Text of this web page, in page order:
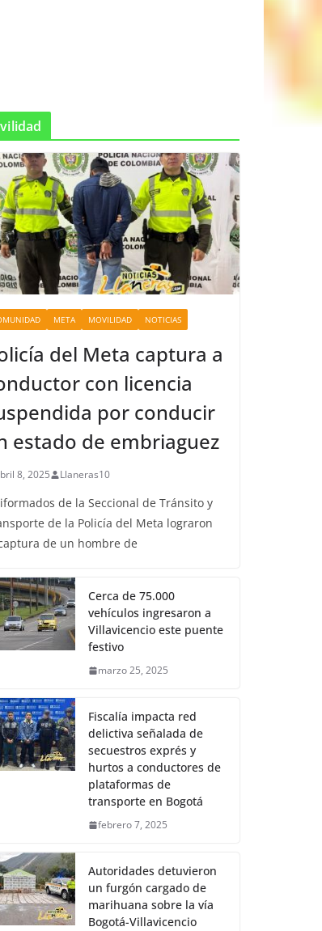
META MOVILIDAD NOTICIAS
del Meta captura a
con licencia
por conducir
estado de embriaguez
8, 2025 Llaneras10
de la Seccional de Tránsito y
de la Policía del Meta lograron
de un hombre de
Cerca de 75.000
vehículos ingresaron a
Villavicencio este puente
festivo
marzo 25, 2025
Fiscalía impacta red
delictiva señalada de
secuestros exprés y
hurtos a conductores de
plataformas de
transporte en Bogotá
febrero 7, 2025
Autoridades detuvieron
un furgón cargado de
marihuana sobre la vía
Bogotá-Villavicencio